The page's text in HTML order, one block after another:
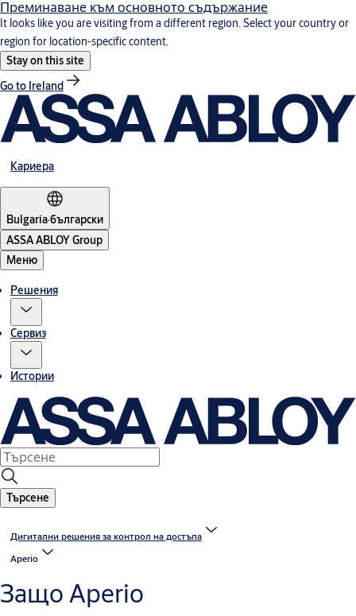
Преминаване към основното съдържание
It looks like you are visiting from a different region. Select your country or
region for location-specific content.
Stay on this site
Go to Ireland
Кариера
Bulgaria·български
ASSA ABLOY Group
Меню
Решения
Сервиз
Истории
Търсене
Дигитални решения за контрол на достъпа
Aperio
Защо Aperio